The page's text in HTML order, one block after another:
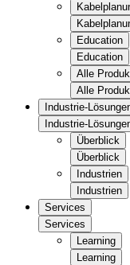
Education
Education
Alle
Alle
Industrie-
Industrie-
Überblick
Überblick
Industrien
Industrien
Services
Services
Learning
Learning